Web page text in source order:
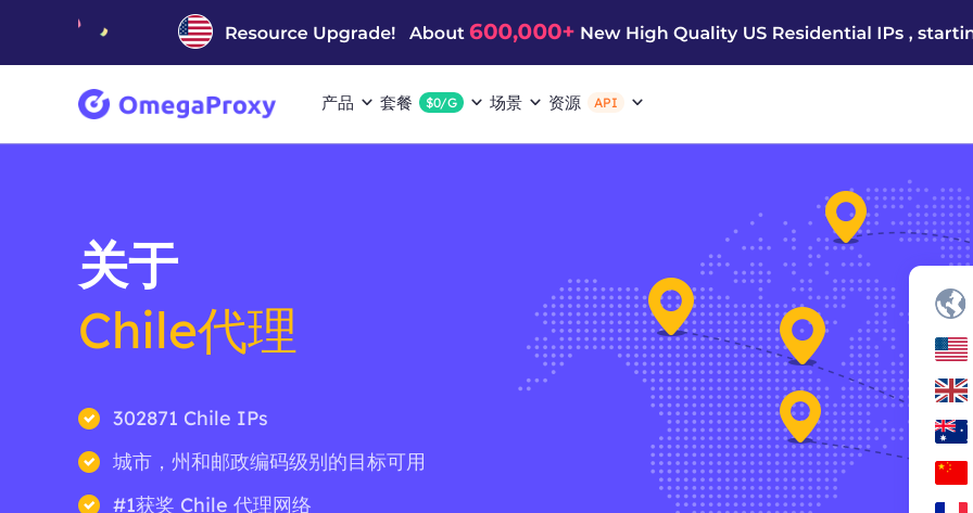
产品 套餐 $0/G 场景 资源 API
关于
Chile代理
302871 Chile IPs
城市，州和邮政编码级别的目标可用
#1获奖 Chile 代理网络